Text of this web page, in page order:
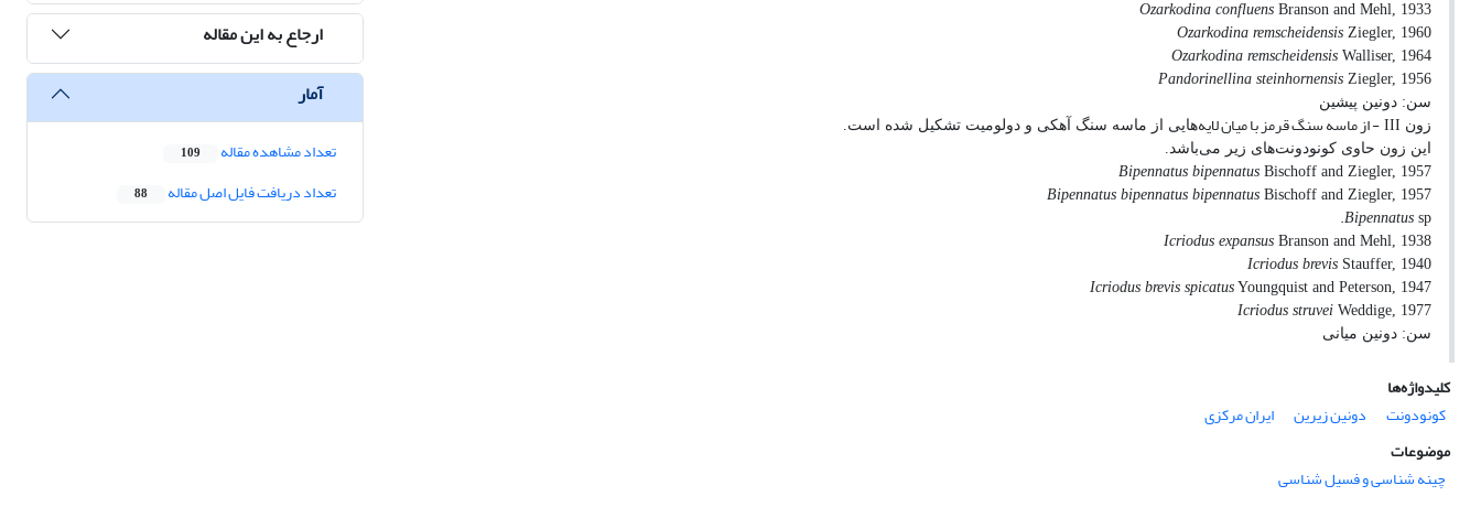
Ozarkodina confluens Branson and Mehl, 1933
Ozarkodina remscheidensis Ziegler, 1960
Ozarkodina remscheidensis Walliser, 1964
Pandorinellina steinhornensis Ziegler, 1956
سن: دونین پیشین
زون III - از ماسه سنگ قرمز با میان لایههایی از ماسه سنگ آهکی و دولومیت تشکیل شده است.
این زون حاوی کونودونت‌های زیر می‌باشد.
Bipennatus bipennatus Bischoff and Ziegler, 1957
Bipennatus bipennatus bipennatus Bischoff and Ziegler, 1957
Bipennatus sp
.
Icriodus expansus Branson and Mehl, 1938
Icriodus brevis Stauffer, 1940
Icriodus brevis spicatus Youngquist and Peterson, 1947
Icriodus struvei Weddige, 1977
سن: دونین میانی
کلیدواژه‌ها
کونودونت
دونین زیرین
ایران مرکزی
موضوعات
چینه شناسی و فسیل شناسی
ارجاع به این مقاله
آمار
تعداد مشاهده مقاله 109
تعداد دریافت فایل اصل مقاله 88